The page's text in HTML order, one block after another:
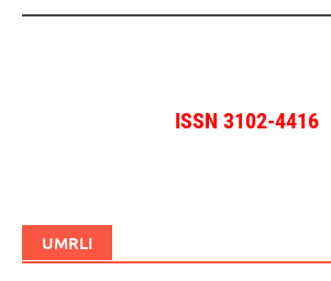
ISSN 3102-4416
UMRLI